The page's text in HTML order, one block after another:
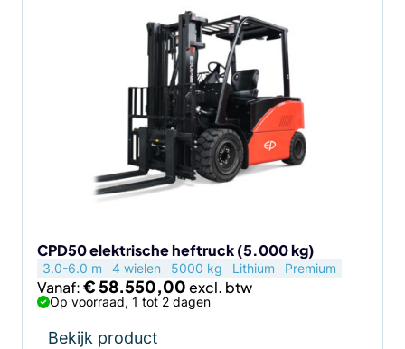
CPD50 elektrische heftruck (5.000 kg)
3.0-6.0 m 4 wielen 5000 kg Lithium Premium
Vanaf:€58.550,00
Op voorraad, 1 tot 2 dagen
Bekijk product
gekozen
de
productpagina